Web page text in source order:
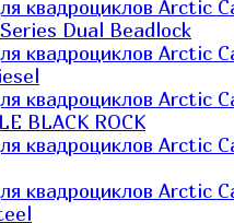
квадроциклов Arctic
Dual Beadlock
квадроциклов Arctic
квадроциклов Arctic
BLACK ROCK
квадроциклов Arctic
квадроциклов Arctic